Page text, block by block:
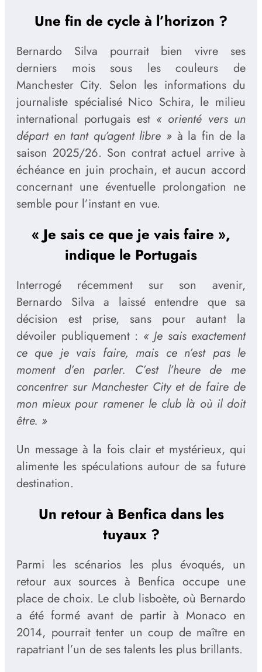
Une fin de cycle à l’horizon ?
Bernardo Silva pourrait bien vivre ses
derniers mois sous les couleurs de
Manchester City. Selon les informations du
journaliste spécialisé Nico Schira, le milieu
international portugais est « orienté vers un
départ en tant qu’agent libre » à la fin de la
saison 2025/26. Son contrat actuel arrive à
échéance en juin prochain, et aucun accord
concernant une éventuelle prolongation ne
semble pour l’instant en vue.
« Je sais ce que je vais faire »,
indique le Portugais
Interrogé récemment sur son avenir,
Bernardo Silva a laissé entendre que sa
décision est prise, sans pour autant la
dévoiler publiquement : « Je sais exactement
ce que je vais faire, mais ce n’est pas le
moment d’en parler. C’est l’heure de me
concentrer sur Manchester City et de faire de
mon mieux pour ramener le club là où il doit
être. »
Un message à la fois clair et mystérieux, qui
alimente les spéculations autour de sa future
destination.
Un retour à Benfica dans les
tuyaux ?
Parmi les scénarios les plus évoqués, un
retour aux sources à Benfica occupe une
place de choix. Le club lisboète, où Bernardo
a été formé avant de partir à Monaco en
2014, pourrait tenter un coup de maître en
rapatriant l’un de ses talents les plus brillants.